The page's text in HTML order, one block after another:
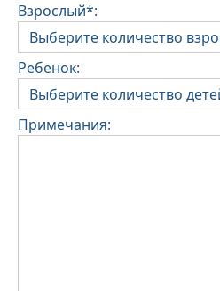
Взрослый*:
Ребенок:
Примечания: